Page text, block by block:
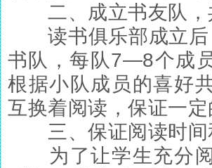
二、成立书友队，
读书俱乐部成立后
书队，每队7—8个成
根据小队成员的喜好
互换着阅读，保证一定
三、保证阅读时间
为了让学生充分阅